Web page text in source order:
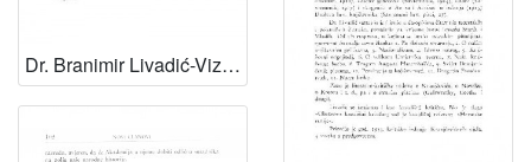
Dr. Branimir Livadić-Vizner / M. Dežman